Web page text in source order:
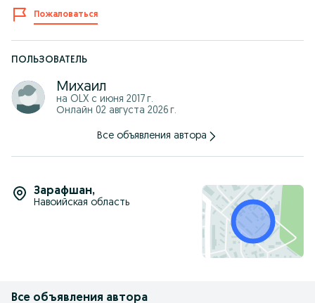
Пожаловаться
ПОЛЬЗОВАТЕЛЬ
Михаил
на OLX с июня 2017 г.
Онлайн 02 августа 2026 г.
Все объявления автора
Зарафшан,
Навоийская область
Все объявления автора